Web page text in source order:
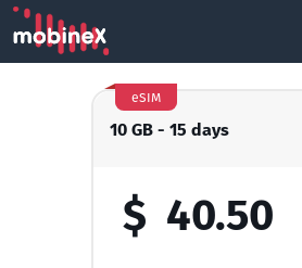
10 GB - 15 days
eSIM
$ 40.50